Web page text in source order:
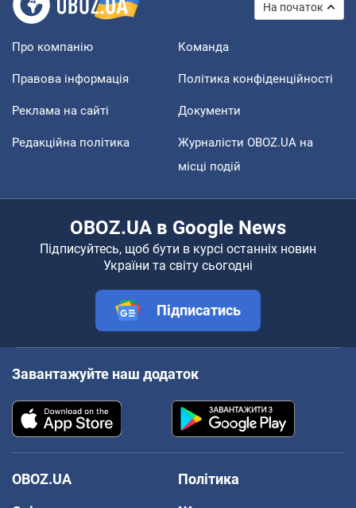
На початок
Про компанію Команда
Правова інформація Політика конфіденційності
Реклама на сайті Документи
Редакційна політика
Журналісти OBOZ.UA на
місці подій
OBOZ.UA в Google News
Підписуйтесь, щоб бути в курсі останніх новин
України та світу сьогодні
Підписатись
Завантажуйте наш додаток
OBOZ.UA
Політика